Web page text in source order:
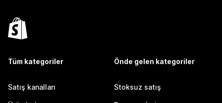
Tüm kategoriler
Satış kanalları
Önde gelen kategoriler
Stoksuz satış